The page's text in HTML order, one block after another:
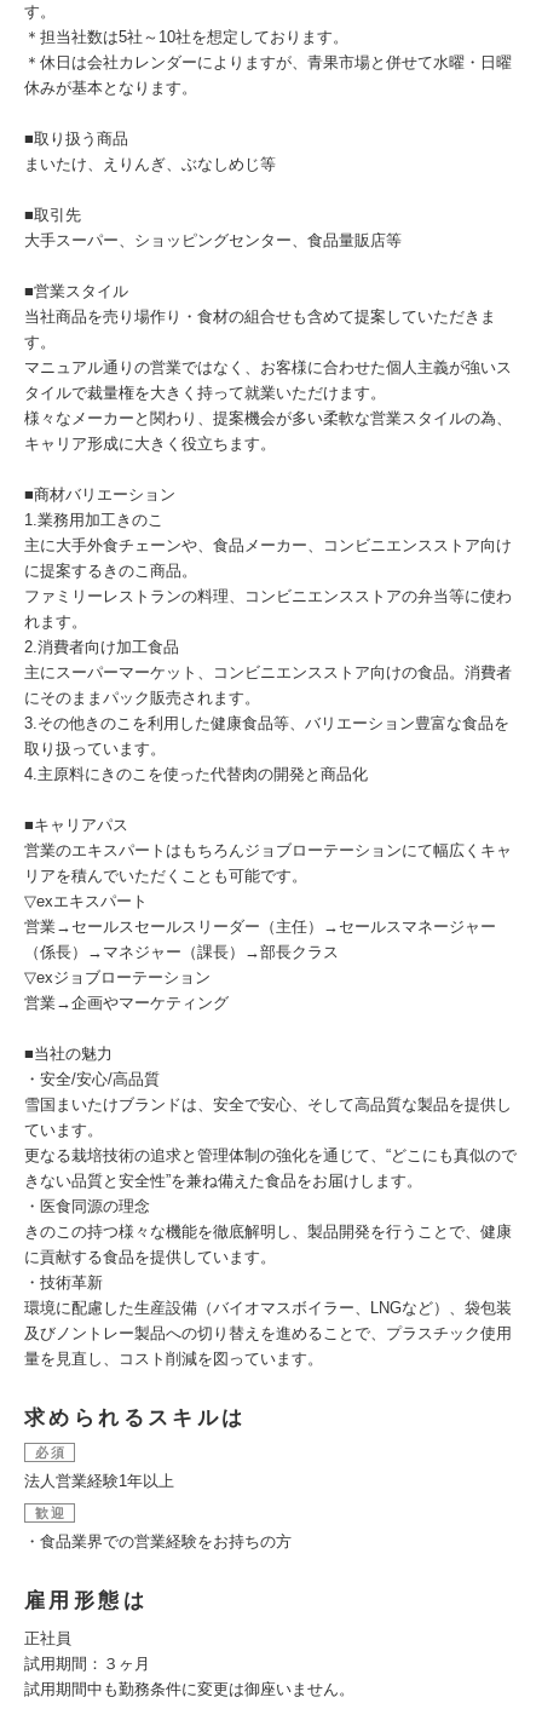
す。
＊担当社数は5社～10社を想定しております。
＊休日は会社カレンダーによりますが、青果市場と併せて水曜・日曜
休みが基本となります。
■取り扱う商品
まいたけ、えりんぎ、ぶなしめじ等
■取引先
大手スーパー、ショッピングセンター、食品量販店等
■営業スタイル
当社商品を売り場作り・食材の組合せも含めて提案していただきま
す。
マニュアル通りの営業ではなく、お客様に合わせた個人主義が強いス
タイルで裁量権を大きく持って就業いただけます。
様々なメーカーと関わり、提案機会が多い柔軟な営業スタイルの為、
キャリア形成に大きく役立ちます。
■商材バリエーション
1.業務用加工きのこ
主に大手外食チェーンや、食品メーカー、コンビニエンスストア向け
に提案するきのこ商品。
ファミリーレストランの料理、コンビニエンスストアの弁当等に使わ
れます。
2.消費者向け加工食品
主にスーパーマーケット、コンビニエンスストア向けの食品。消費者
にそのままパック販売されます。
3.その他きのこを利用した健康食品等、バリエーション豊富な食品を
取り扱っています。
4.主原料にきのこを使った代替肉の開発と商品化
■キャリアパス
営業のエキスパートはもちろんジョブローテーションにて幅広くキャ
リアを積んでいただくことも可能です。
▽exエキスパート
営業→セールスセールスリーダー（主任）→セールスマネージャー
（係長）→マネジャー（課長）→部長クラス
▽exジョブローテーション
営業→企画やマーケティング
■当社の魅力
・安全/安心/高品質
雪国まいたけブランドは、安全で安心、そして高品質な製品を提供し
ています。
更なる栽培技術の追求と管理体制の強化を通じて、“どこにも真似ので
きない品質と安全性”を兼ね備えた食品をお届けします。
・医食同源の理念
きのこの持つ様々な機能を徹底解明し、製品開発を行うことで、健康
に貢献する食品を提供しています。
・技術革新
環境に配慮した生産設備（バイオマスボイラー、LNGなど）、袋包装
及びノントレー製品への切り替えを進めることで、プラスチック使用
量を見直し、コスト削減を図っています。
求められるスキルは
必須
法人営業経験1年以上
歓迎
・食品業界での営業経験をお持ちの方
雇用形態は
正社員
試用期間：３ヶ月
試用期間中も勤務条件に変更は御座いません。